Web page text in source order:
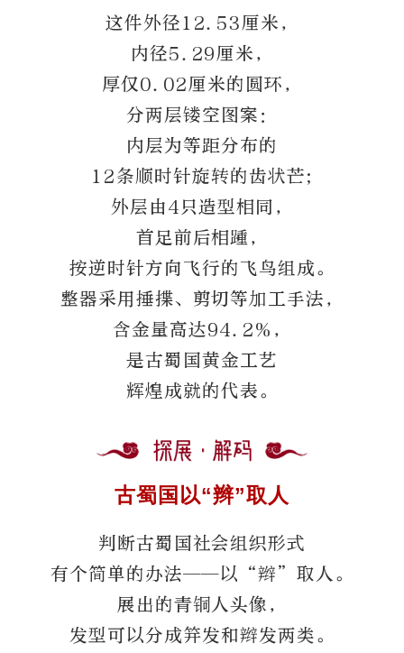
这件外径12.53厘米，
内径5.29厘米，
厚仅0.02厘米的圆环，
分两层镂空图案：
内层为等距分布的
12条顺时针旋转的齿状芒;
外层由4只造型相同，
首足前后相踵，
按逆时针方向飞行的飞鸟组成。
整器采用捶揲、剪切等加工手法，
含金量高达94.2%，
是古蜀国黄金工艺
辉煌成就的代表。
古蜀国以“辫”取人
判断古蜀国社会组织形式
有个简单的办法——以“辫”取人。
展出的青铜人头像，
发型可以分成笄发和辫发两类。